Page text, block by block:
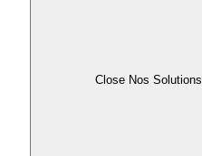
Close Nos Solutions